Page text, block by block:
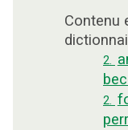
Contenu
2.
2.